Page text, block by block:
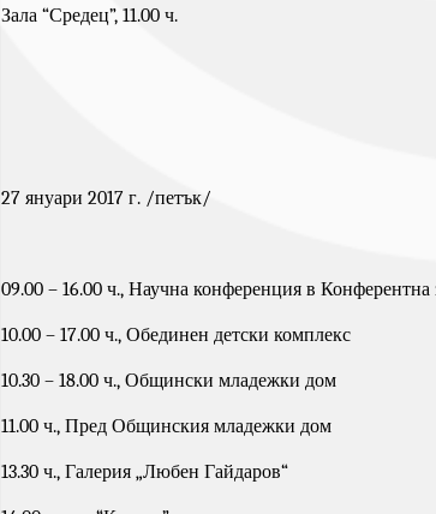
Зала “Средец”, 11.00 ч.
27 януари 2017 г. /петък/
09.00 – 16.00 ч., Научна конференция в Конферентна
10.00 – 17.00 ч., Обединен детски комплекс
10.30 – 18.00 ч., Общински младежки дом
11.00 ч., Пред Общинския младежки дом
13.30 ч., Галерия „Любен Гайдаров“